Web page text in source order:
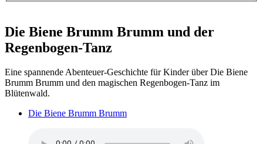
Die Biene Brumm Brumm und der
Regenbogen-Tanz
Eine spannende Abenteuer-Geschichte für Kinder über Die Biene
Brumm Brumm und den magischen Regenbogen-Tanz im
Blütenwald.
Die Biene Brumm Brumm